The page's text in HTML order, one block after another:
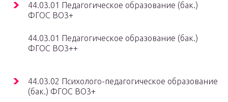
44.03.01 Педагогическое образование (бак.)
ФГОС ВО3+
44.03.01 Педагогическое образование (бак.)
ФГОС ВО3++
44.03.02 Психолого-педагогическое образование
(бак.) ФГОС ВО3+